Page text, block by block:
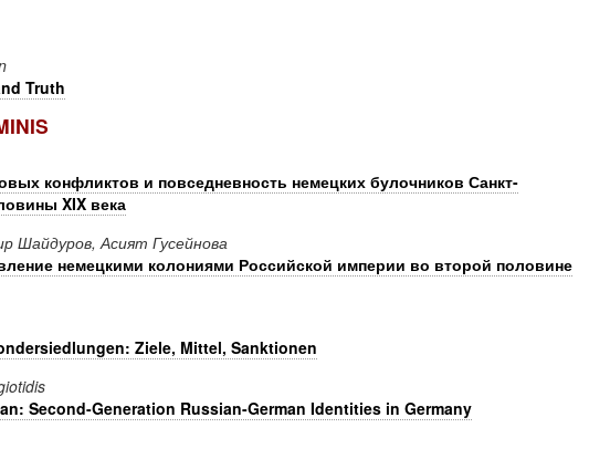
Truth
конфликтов и повседневность немецких булочников Санкт-
XIX века
Шайдуров, Асият Гусейнова
немецкими колониями Российской империи во второй половине
Ziele, Mittel, Sanktionen
Second-Generation Russian-German Identities in Germany